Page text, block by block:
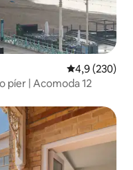
4,9 de uma
4,9 (230)
píer | Acomoda 12